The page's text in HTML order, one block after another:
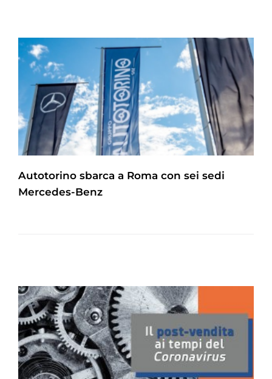
Autotorino sbarca a Roma con sei sedi
Mercedes-Benz